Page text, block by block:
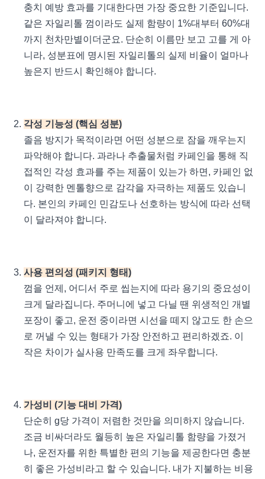
충치 예방 효과를 기대한다면 가장 중요한 기준입니다.
같은 자일리톨 껌이라도 실제 함량이 1%대부터 60%대
까지 천차만별이더군요. 단순히 이름만 보고 고를 게 아
니라, 성분표에 명시된 자일리톨의 실제 비율이 얼마나
높은지 반드시 확인해야 합니다.
각성 기능성 (핵심 성분)
졸음 방지가 목적이라면 어떤 성분으로 잠을 깨우는지
파악해야 합니다. 과라나 추출물처럼 카페인을 통해 직
접적인 각성 효과를 주는 제품이 있는가 하면, 카페인 없
이 강력한 멘톨향으로 감각을 자극하는 제품도 있습니
다. 본인의 카페인 민감도나 선호하는 방식에 따라 선택
이 달라져야 합니다.
사용 편의성 (패키지 형태)
껌을 언제, 어디서 주로 씹는지에 따라 용기의 중요성이
크게 달라집니다. 주머니에 넣고 다닐 땐 위생적인 개별
포장이 좋고, 운전 중이라면 시선을 떼지 않고도 한 손으
로 꺼낼 수 있는 형태가 가장 안전하고 편리하겠죠. 이
작은 차이가 실사용 만족도를 크게 좌우합니다.
가성비 (기능 대비 가격)
단순히 g당 가격이 저렴한 것만을 의미하지 않습니다.
조금 비싸더라도 월등히 높은 자일리톨 함량을 가졌거
나, 운전자를 위한 특별한 편의 기능을 제공한다면 충분
히 좋은 가성비라고 할 수 있습니다. 내가 지불하는 비용